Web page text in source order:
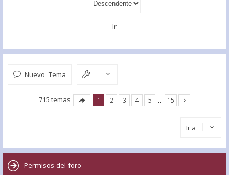
Nuevo Tema
715 temas 1 2 3 4 5 … 15
Ir a
Permisos del foro